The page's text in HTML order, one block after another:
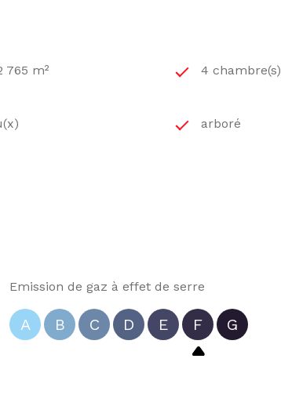
765 m² 4 chambre(s)
arboré
Emission de gaz à effet de serre
A B C D E F G